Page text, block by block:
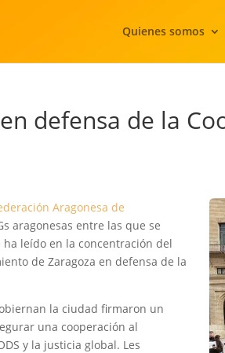
Quienes somos
defensa de la
Aragonesa de
aragonesas entre las que se
leído en la concentración del
de Zaragoza en defensa de la
la ciudad firmaron un
una cooperación al
y la justicia global. Les